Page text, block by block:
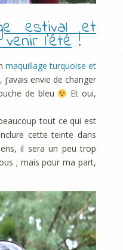
estival et
l’été!
maquillage turquoise et
, j’avais envie de changer
de bleu
Et oui,
tout ce qui est
cette teinte dans
il sera un peu trop
; mais pour ma part,